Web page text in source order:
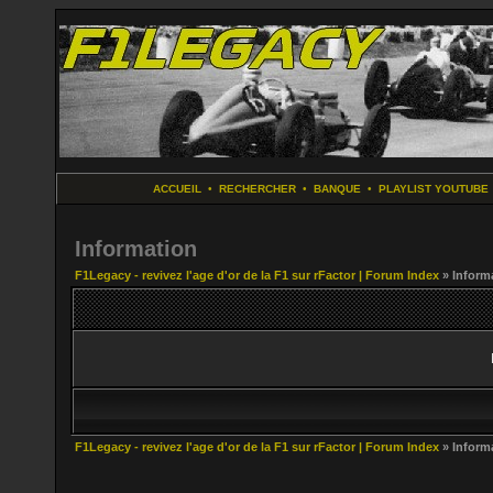
ACCUEIL • RECHERCHER• BANQUE • PLAYLIST YOUTUBE
Information
F1Legacy - revivez l'age d'or de la F1 sur rFactor | Forum Index »
F1Legacy - revivez l'age d'or de la F1 sur rFactor | Forum Index »